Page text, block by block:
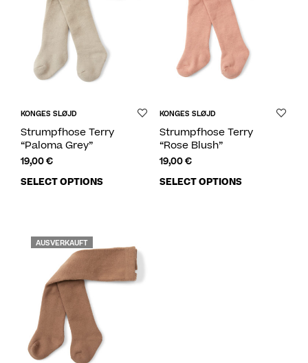
KONGES SLØJD
Strumpfhose Terry
“Paloma Grey”
19,00€
SELECT OPTIONS
KONGES SLØJD
Strumpfhose Terry
“Rose Blush”
19,00€
SELECT OPTIONS
AUSVERKAUFT